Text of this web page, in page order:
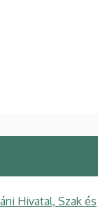
Hivatal, Szak és